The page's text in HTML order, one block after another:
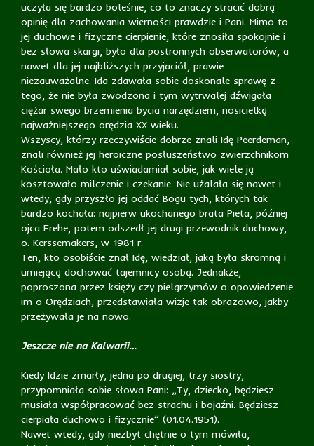
uczyła się bardzo boleśnie, co to znaczy stracić dobrą
opinię dla zachowania wierności prawdzie i Pani. Mimo to
jej duchowe i fizyczne cierpienie, które znosiła spokojnie i
bez słowa skargi, było dla postronnych obserwatorów, a
nawet dla jej najbliższych przyjaciół, prawie
niezauważalne. Ida zdawała sobie doskonale sprawę z
tego, że nie była zwodzona i tym wytrwalej dźwigała
ciężar swego brzemienia bycia narzędziem, nosicielką
najważniejszego orędzia XX wieku.
Wszyscy, którzy rzeczywiście dobrze znali Idę Peerdeman,
znali również jej heroiczne posłuszeństwo zwierzchnikom
Kościoła. Mało kto uświadamiał sobie, jak wiele ją
kosztowało milczenie i czekanie. Nie użalała się nawet i
wtedy, gdy przyszło jej oddać Bogu tych, których tak
bardzo kochała: najpierw ukochanego brata Pieta, później
ojca Frehe, potem odszedł jej drugi przewodnik duchowy,
o. Kerssemakers, w 1981 r.
Ten, kto osobiście znał Idę, wiedział, jaką była skromną i
umiejącą dochować tajemnicy osobą. Jednakże,
poproszona przez księży czy pielgrzymów o opowiedzenie
im o Orędziach, przedstawiała wizje tak obrazowo, jakby
przeżywała je na nowo.
Jeszcze nie na Kalwarii…
Kiedy Idzie zmarły, jedna po drugiej, trzy siostry,
przypomniała sobie słowa Pani: „Ty, dziecko, będziesz
musiała współpracować bez strachu i bojaźni. Będziesz
cierpiała duchowo i fizycznie” (01.04.1951).
Nawet wtedy, gdy niezbyt chętnie o tym mówiła,